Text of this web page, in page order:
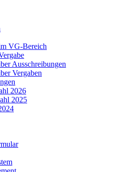
VG-Bereich
Ausschreibungen
Vergaben
2026
2025